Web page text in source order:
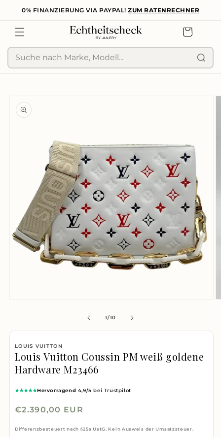
zum
0% FINANZIERUNG VIA PAYPAL! ZUM RATENRECHNER
Warenkorb
Suche
öffnen
1/von
10
LOUIS VUITTON
Louis Vuitton Coussin PM weiß goldene
Hardware M23466
★★★★★Hervorragend 4,9/5 bei Trustpilot
Normaler
€2.390,00 EUR
Differenzbesteuert nach §25a UstG. Kein Ausweis der Umsatzsteuer.